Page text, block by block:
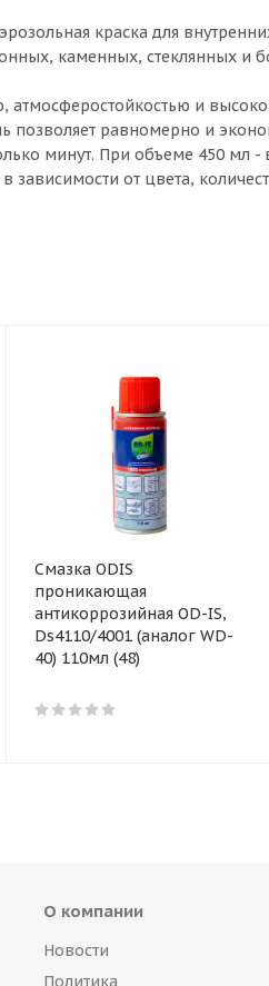
краска для
каменных, стеклянных и
атмосферостойкостью и
позволяет равномерно и
минут. При объеме 450 мл -
зависимости от цвета,
Смазка ODIS
проникающая
антикоррозийная OD-IS,
Ds4110/4001 (аналог WD-
40) 110мл (48)
О компании
Новости
Политика